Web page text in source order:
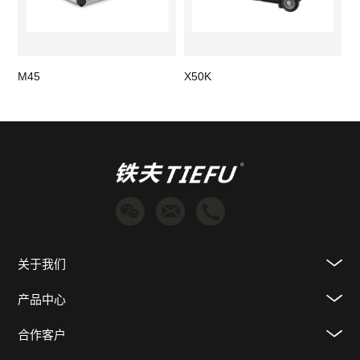
M45 X50K
关于我们
产品中心
合作客户